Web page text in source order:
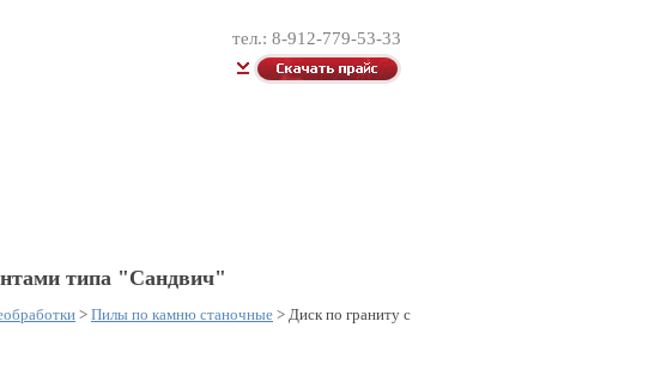
типа "Сандвич"
> Пилы по камню станочные > Диск по граниту с
тел.: 8-912-779-53-33